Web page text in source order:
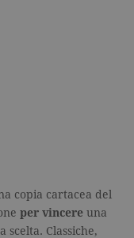
copia cartacea del
per vincere una
scelta. Classiche,